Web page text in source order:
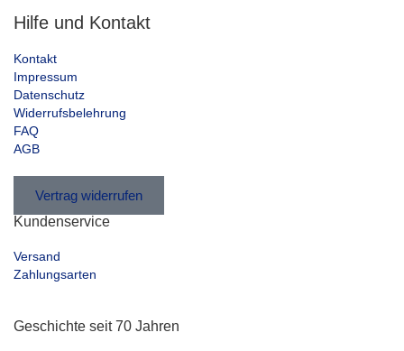
Hilfe und Kontakt
Kontakt
Impressum
Datenschutz
Widerrufsbelehrung
FAQ
AGB
Vertrag widerrufen
Kundenservice
Versand
Zahlungsarten
Geschichte seit 70 Jahren